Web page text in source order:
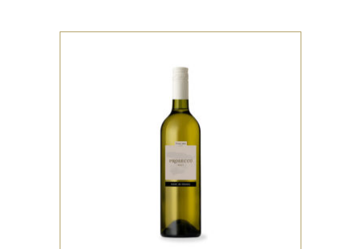
RED
Lorem ipsum dolor sit amet,
offendit adipisci quo id, ne vel
forensibus at vix. Ad qui
imperdiet dissentias. Mel eu